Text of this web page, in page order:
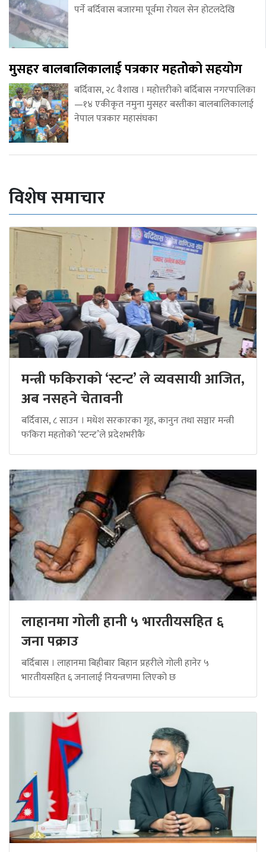
पर्ने बर्दिवास बजारमा पूर्वमा रोयल सेन होटलदेखि
मुसहर बालबालिकालाई पत्रकार महतोेको सहयोग
बर्दिवास, २८ वैशाख । महोत्तरीको बर्दिबास नगरपालिका
—१४ एकीकृत नमुना मुसहर बस्तीका बालबालिकालाई
नेपाल पत्रकार महासंघका
विशेष समाचार
मन्त्री फकिराको ‘स्टन्ट’ ले व्यवसायी आजित,
अब नसहने चेतावनी
बर्दिवास, ८ साउन । मधेश सरकारका गृह, कानुन तथा सञ्चार मन्त्री
फकिरा महतोको ‘स्टन्ट’ले प्रदेशभरीकै
लाहानमा गोली हानी ५ भारतीयसहित ६
जना पक्राउ
बर्दिबास । लाहानमा बिहीबार बिहान प्रहरीले गोली हानेर ५
भारतीयसहित ६ जनालाई नियन्त्रणमा लिएको छ